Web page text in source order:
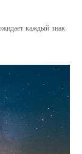
каждый знак